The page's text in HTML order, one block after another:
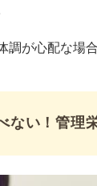
が心配な場
ない！管理